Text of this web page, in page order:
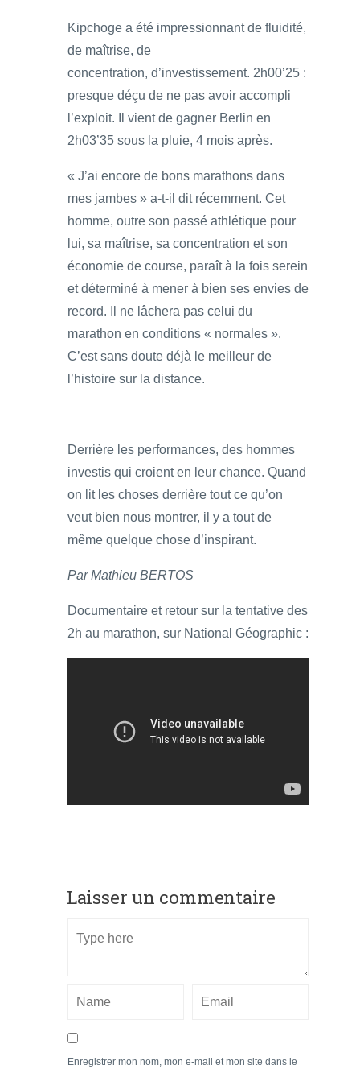
Kipchoge a été impressionnant de fluidité,
de maîtrise, de
concentration, d’investissement. 2h00’25 :
presque déçu de ne pas avoir accompli
l’exploit. Il vient de gagner Berlin en
2h03’35 sous la pluie, 4 mois après.
« J’ai encore de bons marathons dans
mes jambes » a-t-il dit récemment. Cet
homme, outre son passé athlétique pour
lui, sa maîtrise, sa concentration et son
économie de course, paraît à la fois serein
et déterminé à mener à bien ses envies de
record. Il ne lâchera pas celui du
marathon en conditions « normales ».
C’est sans doute déjà le meilleur de
l’histoire sur la distance.
Derrière les performances, des hommes
investis qui croient en leur chance. Quand
on lit les choses derrière tout ce qu’on
veut bien nous montrer, il y a tout de
même quelque chose d’inspirant.
Par Mathieu BERTOS
Documentaire et retour sur la tentative des
2h au marathon, sur National Géographic :
Laisser un commentaire
Enregistrer mon nom, mon e-mail et mon site dans le